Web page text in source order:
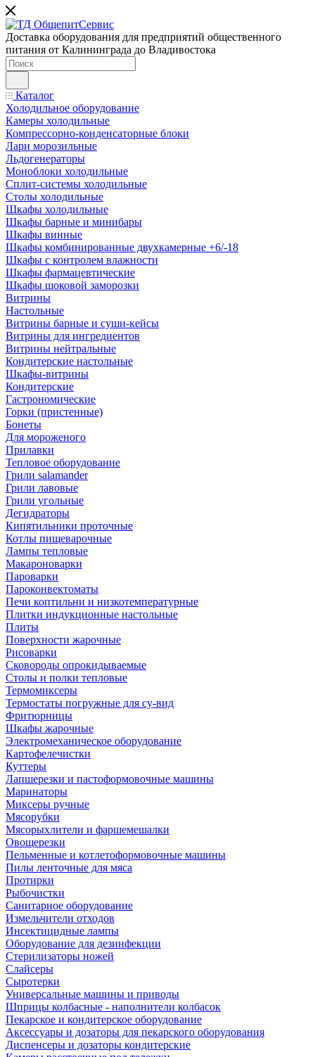
Доставка оборудования для предприятий общественного
питания от Калининграда до Владивостока
Каталог
Холодильное оборудование
Камеры холодильные
Компрессорно-конденсаторные блоки
Лари морозильные
Льдогенераторы
Моноблоки холодильные
Сплит-системы холодильные
Столы холодильные
Шкафы холодильные
Шкафы барные и минибары
Шкафы винные
Шкафы комбинированные двухкамерные +6/-18
Шкафы с контролем влажности
Шкафы фармацевтические
Шкафы шоковой заморозки
Витрины
Настольные
Витрины барные и суши-кейсы
Витрины для ингредиентов
Витрины нейтральные
Кондитерские настольные
Шкафы-витрины
Кондитерские
Гастрономические
Горки (пристенные)
Бонеты
Для мороженого
Прилавки
Тепловое оборудование
Грили salamander
Грили лавовые
Грили угольные
Дегидраторы
Кипятильники проточные
Котлы пищеварочные
Лампы тепловые
Макароноварки
Пароварки
Пароконвектоматы
Печи коптильни и низкотемпературные
Плитки индукционные настольные
Плиты
Поверхности жарочные
Рисоварки
Сковороды опрокидываемые
Столы и полки тепловые
Термомиксеры
Термостаты погружные для су-вид
Фритюрницы
Шкафы жарочные
Электромеханическое оборудование
Картофелечистки
Куттеры
Лапшерезки и пастоформовочные машины
Маринаторы
Миксеры ручные
Мясорубки
Мясорыхлители и фаршемешалки
Овощерезки
Пельменные и котлетоформовочные машины
Пилы ленточные для мяса
Протирки
Рыбочистки
Санитарное оборудование
Измельчители отходов
Инсектицидные лампы
Оборудование для дезинфекции
Стерилизаторы ножей
Слайсеры
Сыротерки
Универсальные машины и приводы
Шприцы колбасные - наполнители колбасок
Пекарское и кондитерское оборудование
Аксессуары и дозаторы для пекарского оборудования
Диспенсеры и дозаторы кондитерские